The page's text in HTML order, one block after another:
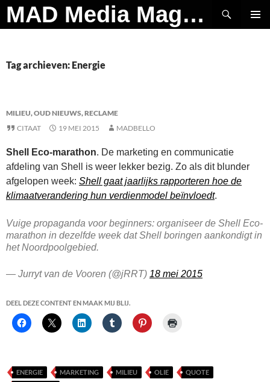
Ga
naar
MAD Media Magazine
Zoeken
Tag archieven: Energie
MILIEU,OUD NIEUWS,RECLAME
CITAAT
19 MEI 2015 MADBELLO
Shell Eco-marathon. De marketing en communicatie
afdeling van Shell is weer lekker bezig. Zo als dit blunder
afgelopen week: Shell gaat jaarlijks rapporteren hoe de
klimaatverandering hun verdienmodel beïnvloedt.
Vuige propaganda voor beginners: organiseer de Shell Eco-
marathon in dezelfde week dat Shell boringen aankondigt in
het Noordpoolgebied.
— Jurryt van de Vooren (@jRRT) 18 mei 2015
DEEL DEZE CONTENT EN MAAK MIJ BLIJ.
ENERGIE MARKETING MILIEU OLIE
QUOTE